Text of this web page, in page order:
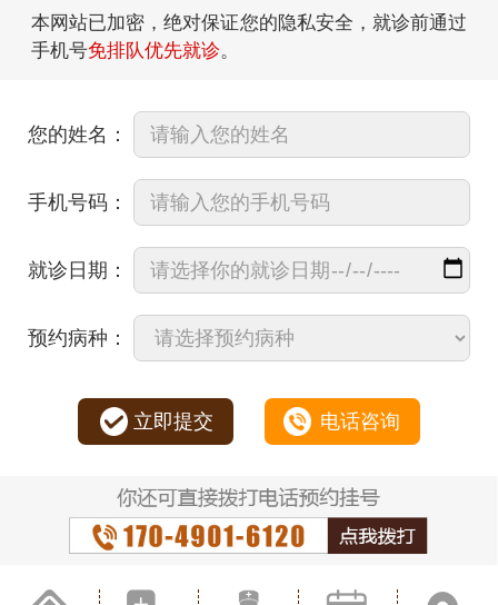
本网站已加密，绝对保证您的隐私安全，就诊前通过
手机号免排队优先就诊。
您的姓名：
手机号码：
就诊日期：
预约病种：
立即提交 电话咨询